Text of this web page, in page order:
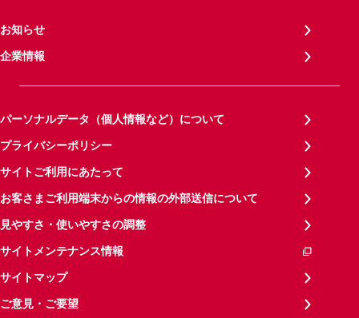
お知らせ
企業情報
パーソナルデータ（個人情報など）について
プライバシーポリシー
サイトご利用にあたって
お客さまご利用端末からの情報の外部送信について
見やすさ・使いやすさの調整
サイトメンテナンス情報
サイトマップ
ご意見・ご要望